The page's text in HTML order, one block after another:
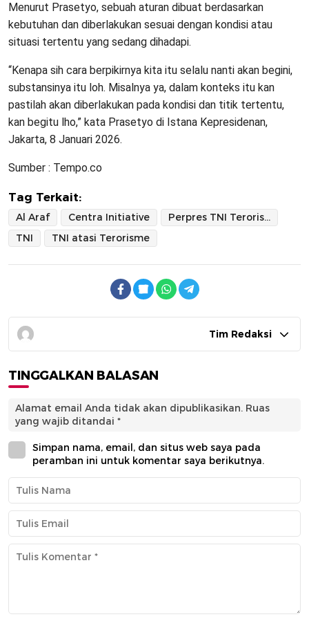
Menurut Prasetyo, sebuah aturan dibuat berdasarkan
kebutuhan dan diberlakukan sesuai dengan kondisi atau
situasi tertentu yang sedang dihadapi.
“Kenapa sih cara berpikirnya kita itu selalu nanti akan begini,
substansinya itu loh. Misalnya ya, dalam konteks itu kan
pastilah akan diberlakukan pada kondisi dan titik tertentu,
kan begitu lho,” kata Prasetyo di Istana Kepresidenan,
Jakarta, 8 Januari 2026.
Sumber : Tempo.co
Tag Terkait:
Al Araf Centra Initiative
Perpres TNI Terorisme
TNI
TNI atasi Terorisme
Tim Redaksi
TINGGALKAN BALASAN
Alamat email Anda tidak akan dipublikasikan. Ruas
yang wajib ditandai *
Simpan nama, email, dan situs web saya pada
peramban ini untuk komentar saya berikutnya.